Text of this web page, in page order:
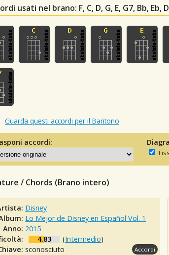
usati nel brano: F, C, D, G, E, G7, Bb, Eb,
Guarda questi accordi per il Baritono
accordi:
/ Chords (Brano intero)
Disney
Lo Mejor de Disney en Español Vol. 1
Anno: 2015
4.83 (Intermedio)
sconosciuto Accordi